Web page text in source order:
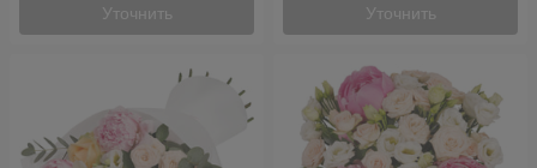
Уточнить Уточнить